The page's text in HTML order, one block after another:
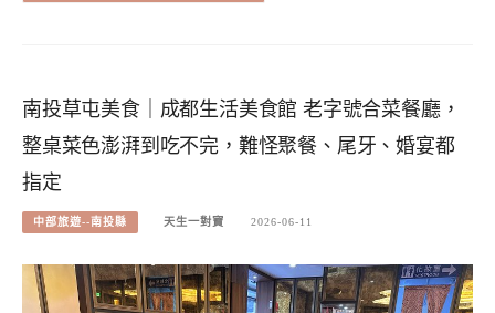
南投草屯美食｜成都生活美食館 老字號合菜餐廳，
整桌菜色澎湃到吃不完，難怪聚餐、尾牙、婚宴都
指定
中部旅遊--南投縣 天生一對寶 2026-06-11